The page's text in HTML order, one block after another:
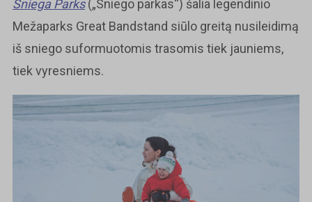
Sniega Parks(„Sniego parkas“) šalia legendinio
Mežaparks Great Bandstand siūlo greitą nusileidimą
iš sniego suformuotomis trasomis tiek jauniems,
tiek vyresniems.